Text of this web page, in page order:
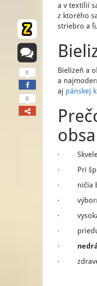
0
0
a v textílií
z ktorého
striebro a
Bielizeň a
a
aj pánskej
· Skvele
· Pri
· ničia
·
· vysoká
·
·
· zdravé